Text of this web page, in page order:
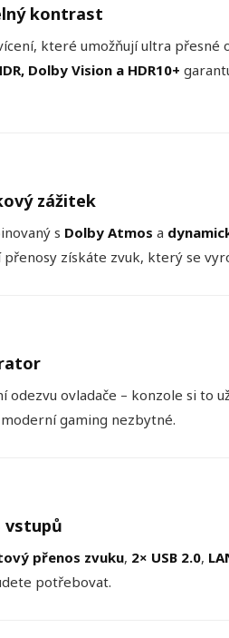
kontrast
které umožňují ultra přesné
Dolby Vision a HDR10+
zážitek
s Dolby Atmos a
získáte zvuk, který se
ovladače – konzole si to
gaming nezbytné.
vstupů
přenos zvuku, 2× USB 2.0,
potřebovat.